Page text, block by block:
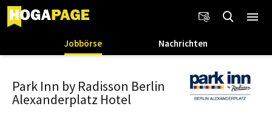
Jobbörse Nachrichten
Park Inn by Radisson Berlin
Alexanderplatz Hotel